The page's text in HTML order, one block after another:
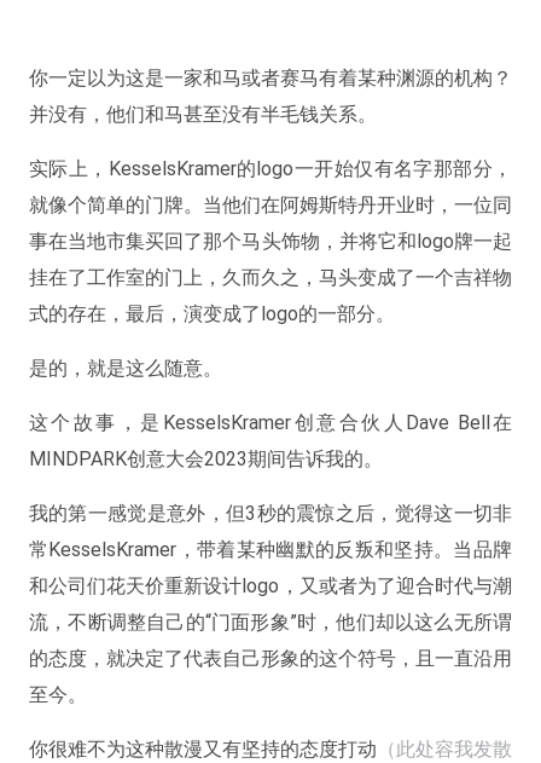
你一定以为这是一家和马或者赛马有着某种渊源的机构？
并没有，他们和马甚至没有半毛钱关系。
实际上，KesselsKramer的logo一开始仅有名字那部分，
就像个简单的门牌。当他们在阿姆斯特丹开业时，一位同
事在当地市集买回了那个马头饰物，并将它和logo牌一起
挂在了工作室的门上，久而久之，马头变成了一个吉祥物
式的存在，最后，演变成了logo的一部分。
是的，就是这么随意。
这个故事，是KesselsKramer创意合伙人Dave Bell在
MINDPARK创意大会2023期间告诉我的。
我的第一感觉是意外，但3秒的震惊之后，觉得这一切非
常KesselsKramer，带着某种幽默的反叛和坚持。当品牌
和公司们花天价重新设计logo，又或者为了迎合时代与潮
流，不断调整自己的“门面形象”时，他们却以这么无所谓
的态度，就决定了代表自己形象的这个符号，且一直沿用
至今。
你很难不为这种散漫又有坚持的态度打动 （此处容我发散